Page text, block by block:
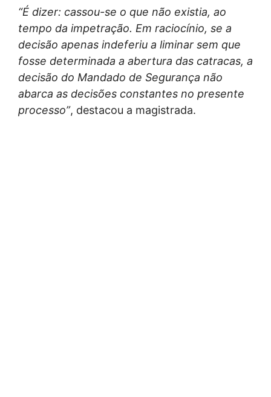
“É dizer: cassou-se o que não existia, ao
tempo da impetração. Em raciocínio, se a
decisão apenas indeferiu a liminar sem que
fosse determinada a abertura das catracas, a
decisão do Mandado de Segurança não
abarca as decisões constantes no presente
processo”, destacou a magistrada.